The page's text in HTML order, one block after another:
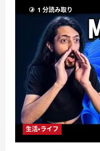
1 分読み取り
生活・ライフ